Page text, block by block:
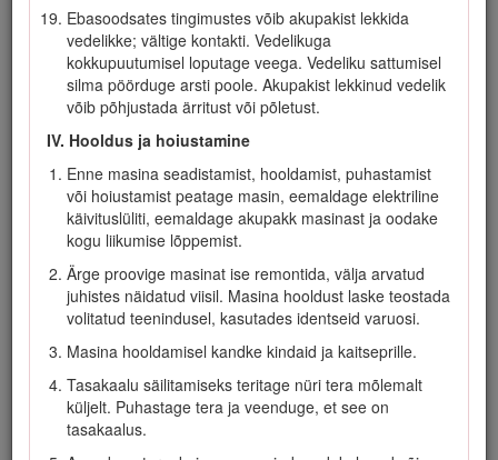
Ebasoodsates tingimustes võib akupakist lekkida
vedelikke; vältige kontakti. Vedelikuga
kokkupuutumisel loputage veega. Vedeliku sattumisel
silma pöörduge arsti poole. Akupakist lekkinud vedelik
võib põhjustada ärritust või põletust.
IV. Hooldus ja hoiustamine
Enne masina seadistamist, hooldamist, puhastamist
või hoiustamist peatage masin, eemaldage elektriline
käivituslüliti, eemaldage akupakk masinast ja oodake
kogu liikumise lõppemist.
Ärge proovige masinat ise remontida, välja arvatud
juhistes näidatud viisil. Masina hooldust laske teostada
volitatud teenindusel, kasutades identseid varuosi.
Masina hooldamisel kandke kindaid ja kaitseprille.
Tasakaalu säilitamiseks teritage nüri tera mõlemalt
küljelt. Puhastage tera ja veenduge, et see on
tasakaalus.
III. Kasutamine
Kokkupuude liikuva teraga põhjustab tõsiseid vigastusi.
Hoidke oma käed või jalad niidupiirkonnast ja kõigist
masina liikuvatest osadest eemal. Hoidke tühjendusavad
puhtana.
Selle masina kasutamine muudel kui ettenähtud
otstarvetel võib osutuda ohtlikuks teile ja kõrvalseisjatele.
Lahutage edasivedamise ajam (kui paigaldatud) enne
masina käivitamist.
Ärge kallutage seadet mootori käivitamisel.
Vältige tahtmatut käivitamist: veenduge, et enne akupaki
ühendamist ja masina käsitlemist oleks elektriline
käivituslüliti süütest eemaldatud.
Olge võimalikult tähelepanelik masina töötamise ajal.
Ärge tegelege tegevustega, mis juhivad tähelepanu
kõrvale; vastasel korral võivad tekkida vigastused või
varaline kahju.